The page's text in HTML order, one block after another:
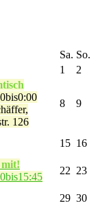
Sa. So.
1
2
126
8 9
15 16
22 23
29 30